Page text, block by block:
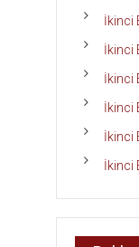
İkinci
İkinci
İkinci
İkinci
İkinci
İkinci